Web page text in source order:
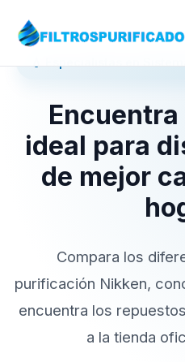
ideal para
de mejor
Compara los
purificación Nikken,
encuentra los
a la tienda